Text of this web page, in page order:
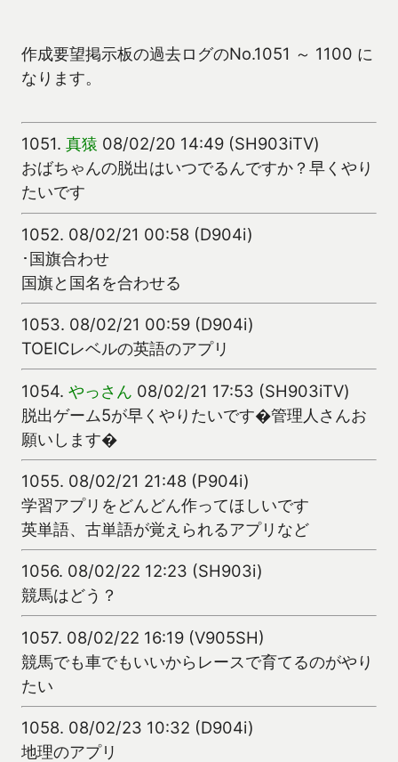
作成要望掲示板の過去ログのNo.1051 ～ 1100 に
なります。
1051. 真猿 08/02/20 14:49 (SH903iTV)
おばちゃんの脱出はいつでるんですか？早くやり
たいです
1052. 08/02/21 00:58 (D904i)
･国旗合わせ
国旗と国名を合わせる
1053. 08/02/21 00:59 (D904i)
TOEICレベルの英語のアプリ
1054. やっさん 08/02/21 17:53 (SH903iTV)
脱出ゲーム5が早くやりたいです�管理人さんお
願いします�
1055. 08/02/21 21:48 (P904i)
学習アプリをどんどん作ってほしいです
英単語、古単語が覚えられるアプリなど
1056. 08/02/22 12:23 (SH903i)
競馬はどう？
1057. 08/02/22 16:19 (V905SH)
競馬でも車でもいいからレースで育てるのがやり
たい
1058. 08/02/23 10:32 (D904i)
地理のアプリ